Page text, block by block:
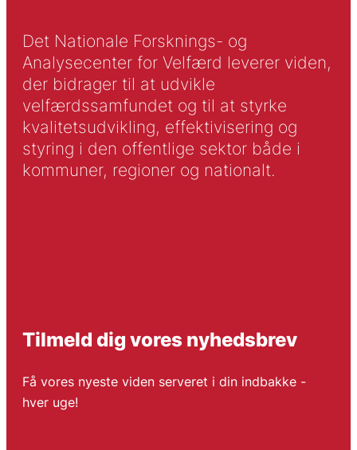
Det Nationale Forsknings- og
Analysecenter for Velfærd leverer viden,
der bidrager til at udvikle
velfærdssamfundet og til at styrke
kvalitetsudvikling, effektivisering og
styring i den offentlige sektor både i
kommuner, regioner og nationalt.
Tilmeld dig vores nyhedsbrev
Få vores nyeste viden serveret i din indbakke -
hver uge!